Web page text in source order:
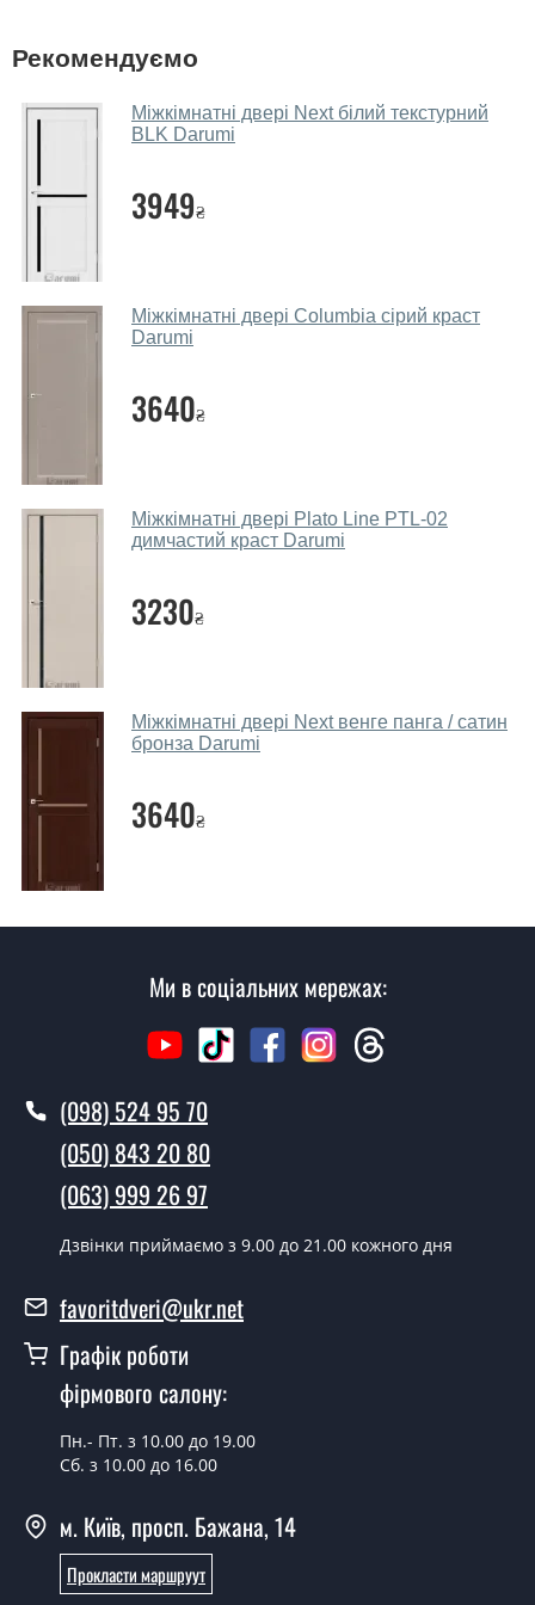
У вас великий магазин?
дверей.
месенджери, онлайн-чат або безпосередньо в нашому
салоні-магазині.
Які основні особливості та переваги
Каркас полотна міжкімнатних дверей виготовляється з
накладками товщиною 20 мм. Завдяки такій товщині
МДФ, вся конструкція виходить дуже міцною та
надійною.
Наші рекомендації залежать від необхідних
параметрів, бюджету та інших факторів. Підбір
дверних полотен проводиться індивідуально для
кожного відвідувача.
Заміри дверей робите?
Так, робимо. Наші фахівці можуть зробити замір та
консультацію на виїзді. Кожен співробітник має з
собою каталоги кольорів та візерунків. Після виміру та
консультації Ви можете оформити заявку, не
Ви робите установку дверних
Так робимо. Монтаж дверних полотен проводиться
згідно з чергою, у всі дні крім неділі.
Скільки коштує встановлення дверей
Plato Line PTL-02 сірий краст?
краст - от 1800 грн.
Можна на сьогодні викликати
замірника?
У вас є в наявності готові дверні
Так, ми маємо великий асортимент готових дверних
полотен.
Рекомендуємо
Міжкімнатні двері Next білий текстурний
BLK Darumi
3949₴
Міжкімнатні двері Columbia сірий краст
Darumi
3640₴
Міжкімнатні двері Plato Line PTL-02
димчастий краст Darumi
3230₴
Міжкімнатні двері Next венге панга / сатин
бронза Darumi
3640₴
Ми в соціальних мережах:
(098) 524 95 70
(050) 843 20 80
(063) 999 26 97
Дзвінки приймаємо з 9.00 до 21.00 кожного дня
favoritdveri@ukr.net
Графік роботи
фірмового салону:
Пн.- Пт. з 10.00 до 19.00
Сб. з 10.00 до 16.00
м. Київ, просп. Бажана, 14
Прокласти маршруут